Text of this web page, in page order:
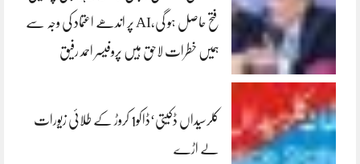
فتح حاصل ہو گی،AI پر اندھے اعتماد کی وجہ سے
ہمیں خطرات لاحق ہیں پروفیسر احمد رفیق
کلرسیداں ڈکیتی‘ڈاکو1 کروڑ کے طلائی زیورات
لے اڑے